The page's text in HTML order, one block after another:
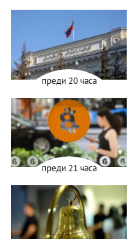
преди 20 часа
преди 21 часа